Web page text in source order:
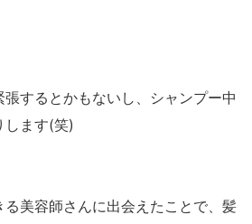
するとかもないし、シャンプー中
します(笑)
る美容師さんに出会えたことで、髪